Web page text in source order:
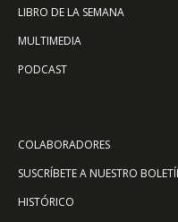
LIBRO DE LA SEMANA
MULTIMEDIA
PODCAST
COLABORADORES
SUSCRÍBETE A NUESTRO
HISTÓRICO